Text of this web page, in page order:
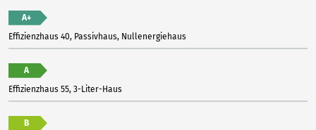
A+
Effizienzhaus 40, Passivhaus, Nullenergiehaus
A
Effizienzhaus 55, 3-Liter-Haus
B